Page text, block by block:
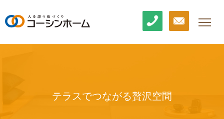
テラスでつながる贅沢空間